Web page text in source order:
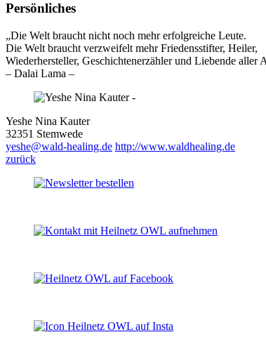
Persönliches
„Die Welt braucht nicht noch mehr erfolgreiche Leute.
Die Welt braucht verzweifelt mehr Friedensstifter, Heiler,
Wiederhersteller, Geschichtenerzähler und Liebende aller
– Dalai Lama –
Yeshe Nina Kauter
32351 Stemwede
yeshe@wald-healing.de http://www.waldhealing.de
zurück